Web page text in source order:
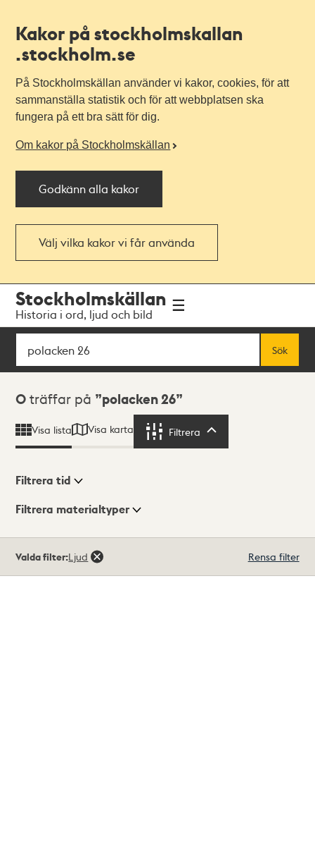
Kakor på stockholmskallan
.stockholm.se
På Stockholmskällan använder vi kakor, cookies, för att
sammanställa statistik och för att webbplatsen ska
fungera på ett bra sätt för dig.
Om kakor på Stockholmskällan
Godkänn alla kakor
Välj vilka kakor vi får använda
navigationen
huvudinnehållet
Stockholmskällan
Historia i ord, ljud och bild
Sök
Sök
Sökresultat
0 träffar på polacken 26
Visa lista Visa karta Filtrera
Visningsläge
Filtrera tid
Filtrera materialtyper
träffar
Valda filter:Ljud Rensa filter